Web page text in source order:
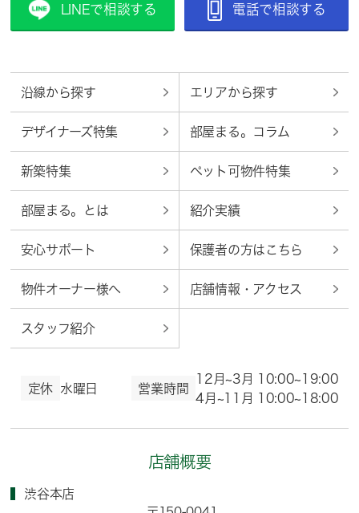
LINEで相談する 電話で相談する
沿線から探す エリアから探す
デザイナーズ特集 部屋まる。コラム
新築特集 ペット可物件特集
部屋まる。とは 紹介実績
安心サポート 保護者の方はこちら
物件オーナー様へ 店舗情報・アクセス
スタッフ紹介
定休 水曜日 営業時間
12月~3月 10:00~19:00
4月~11月 10:00~18:00
店舗概要
渋谷本店